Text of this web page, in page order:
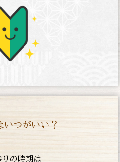
いつがいい？
りの時期は